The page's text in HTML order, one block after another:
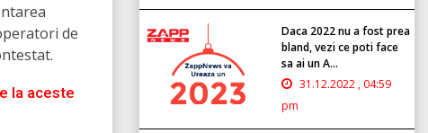
de
la aceste
Daca 2022 nu a fost prea
bland, vezi ce poti face
sa ai un A...
31.12.2022 , 04:59
pm